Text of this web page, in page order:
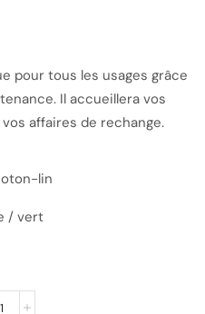
pour tous les usages grâce
Il accueillera vos
affaires de rechange.
lin
/ vert